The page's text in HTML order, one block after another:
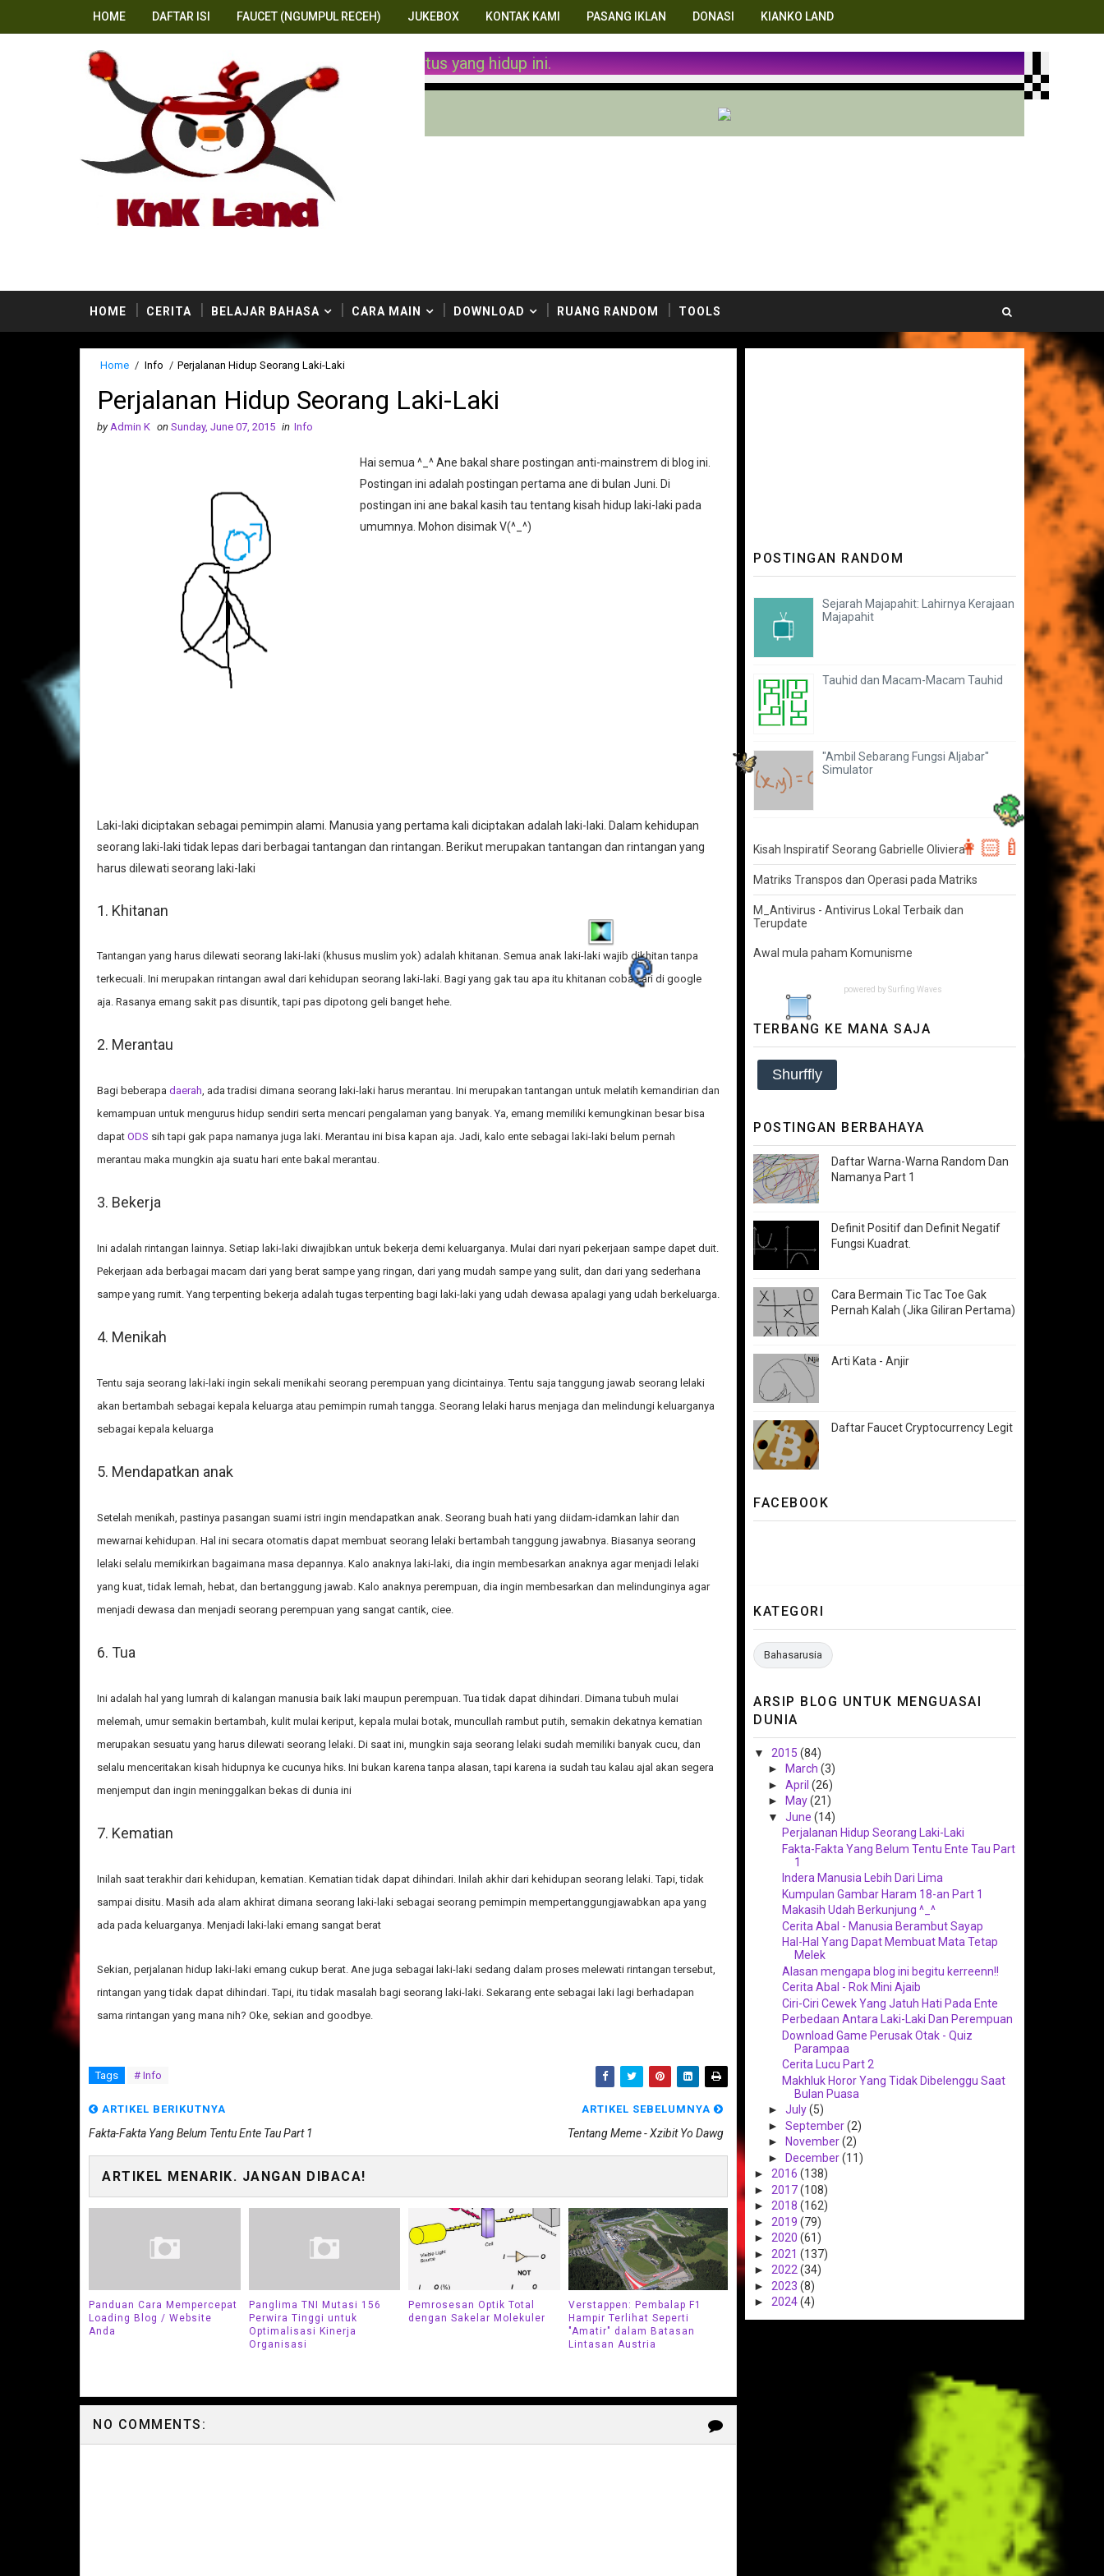
HOME DAFTAR ISI FAUCET (NGUMPUL RECEH) JUKEBOX KONTAK KAMI PASANG IKLAN DONASI KIANKO LAND
bisa menemukan ratusan postingan berbahaya dari penulis-penulis kami. Selamat menikmati situs yang hidup ini.
HOME CERITA BELAJAR BAHASA CARA MAIN DOWNLOAD RUANG RANDOM TOOLS
Home / Info / Perjalanan Hidup Seorang Laki-Laki
Perjalanan Hidup Seorang Laki-Laki
by Admin K on Sunday, June 07, 2015 in Info
Hai semua ^_^ Ane bakal share postingan anti-mainstrem di blog ini.
Postingan ini adalah postingan pertama ane di bulan Juni. Di
postingan ini ane bakal kasih tau tentang kisah hidup laki-laki pada
umumnya. Mohon disimak V(^_^)
Laki-laki diciptakan sebagai pemimpin alami. Manusia yang pertama kali diciptakan adalah laki-laki. Dalam kehidupan
seorang laki-laki tidak lepas dari berbagai tantangan dan rintangan. Berikut merupakan tantangan dan rintangan yang
harus dilewati seorang laki-laki
1. Khitanan
Tantangan yang harus dilewati seorang laki-laki (khusus muslim yok) adalah khitanan. Semua anak laki-laki wajib dikhitan tanpa
terkecuali. Ini merupakan rintangan awal dari kehidupan seorang laki-laki. Bagi yang gak tau apa itu khitanan coba cari di google
aja. Rasanya emang sakit pas disuntik, tapi pas dipotong geli banget hehe.
2. Merantau
Bagi beberapa daerah , ada tradisi dimana seorang laki-laki harus merantau. Ini merupakan tantangan untuk melatih kemandirian dan
kemampuan untuk mengurus hidup sendiri serta mencari pengalaman yang banyak. Ya, emang memiliki kemungkinan besar bisa
dapat ODS sih tapi gak papa namanya juga laki. Merantau ini bisa kapan aja. Jadi, kalo ente sebagai laki-laki belum pernah
merantau maka mungkin aja suatu hari ente bakal merantau.
3. Bekerja
Ini adalah rintangan lainnya. Setiap laki-laki diwajibkan untuk bekerja demi keluarganya. Mulai dari nyari pekerjaan sampe dapet duit.
Pekerjaan ada berbagai macam dari yang berat sampe yang ringan, dari yang mudah sampe yang sulit, dan dari yang sederhana
sampe yang rumit. Yang terpenting bekerja adalah tugas terpenting bagi laki-laki yang udah dewasa apalagi yang udah berkeluarga.
4. Menikah
Tentu saja seorang laki-laki ingin sekali menikahi seorang perempuan yang dicintainya. Tentu saja tanggung jawab seorang lelaki
akan bertambah sebagai kepala keluarga atau pemimpin rumah tangga. Seorang lelaki harus menjaga dan melindungi keluarganya
sebagai kepala keluarga
5. Mendapatkan anak
Setelah menikah, pastinya pasangan suami istri ingin mendapatkan anak. Seorang buah hati yang diidam-idamkan lahir dan
mewarnai kehidupan. Hal ini secara otomatis dapat membuat seorang lelaki bertambah tanggung jawabnya. Biasanya seorang
lelaki selalu memikirkan bagaimana masa depannya. Kalo anaknya laki-laki, dia ingin membesarkan anaknya agar menjadi lelaki
yang kuat, tidak lemah, hebat, dan bertanggung jawab. Kalo anaknya perempuan, dia ingin membesarkan dan melindunginya agar
menjadi dewasa dan menjadi seorang perempuan yang sangat cantik, ciee.
6. Tua
Ini adalah hal yang lumrah di kalangan manusia baik laki maupun perempuan. Tua tidak dapat dihindari. Dimana tubuh mulai
melemah, umur semakin bertambah, kulit mulai keriput, kepala mulai botak, muncullah rambut putih, semakin dekatnya kematian
merupakan sesuatu yang harus dilewati seorang lelaki. Di saat ini, mungkin saja seorang lelaki sudah memiliki banyak cucu, dan
selalu menceritakan kisah hidupnya ke cucunya hiks. Ini bukan karena tanpa alasan, tapi karena ia sudah tau kalau ajal akan segera
menjemput dan ingin meninggalkan bekas di dunia ini
7. Kematian
Inilah saat terakhir dari kehidupan, kematian. Kematian tidak dapat dihindari. Inilah akhir dari kehidupan seorang lelaki. Tapi, tidak
sampai disitu. Masih ada alam akhirat dimana seorang laki-laki sebagai seorang pemimpin mempertanggungjawabkan apa yang
ada pada keluarganya. Menjadi laki-laki emang sangat berat
Sekian, perjalanan hidup laki-laki emang cukup berat. Ane juga sebagai laki-laki sedang dalam proses melewati rintangan tersebut,
rintangan yang tidak dapat dihindari. Tapi, itu tidak masalah bagi seorang laki-laki. Sekarang ente sebagai laki lagi berhadapan
sama rintangan yang mana nih? Oke, sekian and goodbye.
Tags # Info
ARTIKEL BERIKUTNYA
Fakta-Fakta Yang Belum Tentu Ente Tau Part 1
ARTIKEL SEBELUMNYA
Tentang Meme - Xzibit Yo Dawg
ARTIKEL MENARIK. JANGAN DIBACA!
Panduan Cara Mempercepat
Loading Blog / Website
Anda
Panglima TNI Mutasi 156
Perwira Tinggi untuk
Optimalisasi Kinerja
Organisasi
Pemrosesan Optik Total
dengan Sakelar Molekuler
Verstappen: Pembalap F1
Hampir Terlihat Seperti
"Amatir" dalam Batasan
Lintasan Austria
NO COMMENTS:
POSTINGAN RANDOM
Sejarah Majapahit: Lahirnya Kerajaan
Majapahit
Tauhid dan Macam-Macam Tauhid
"Ambil Sebarang Fungsi Aljabar"
Simulator
Kisah Inspiratif Seorang Gabrielle Oliviera
Matriks Transpos dan Operasi pada Matriks
M_Antivirus - Antivirus Lokal Terbaik dan
Terupdate
Awal mula paham Komunisme
powered by Surfing Waves
TERBANG KE MANA SAJA
Shurffly
POSTINGAN BERBAHAYA
Daftar Warna-Warna Random Dan
Namanya Part 1
Definit Positif dan Definit Negatif
Fungsi Kuadrat.
Cara Bermain Tic Tac Toe Gak
Pernah Kalah (Jika Giliran Pertama)
Arti Kata - Anjir
Daftar Faucet Cryptocurrency Legit
FACEBOOK
KATEGORI
Bahasarusia
ARSIP BLOG UNTUK MENGUASAI
DUNIA
▼ 2015 (84)
►
March (3)
► April (26)
►
May(21)
▼ June (14)
Perjalanan Hidup Seorang Laki-Laki
Fakta-Fakta Yang Belum Tentu Ente Tau Part
1
Indera Manusia Lebih Dari Lima
Kumpulan Gambar Haram 18-an Part 1
Makasih Udah Berkunjung ^_^
Cerita Abal - Manusia Berambut Sayap
Hal-Hal Yang Dapat Membuat Mata Tetap
Melek
Alasan mengapa blog ini begitu kerreenn!!
Cerita Abal - Rok Mini Ajaib
Ciri-Ciri Cewek Yang Jatuh Hati Pada Ente
Perbedaan Antara Laki-Laki Dan Perempuan
Download Game Perusak Otak - Quiz
Parampaa
Cerita Lucu Part 2
Makhluk Horor Yang Tidak Dibelenggu Saat
Bulan Puasa
► July(5)
► September(2)
►
November(2)
►
December(11)
► 2016 (138)
► 2017(108)
► 2018 (162)
► 2019 (79)
► 2020 (61)
► 2021 (137)
► 2022(34)
► 2023 (8)
► 2024(4)
👩🏻‍🍼